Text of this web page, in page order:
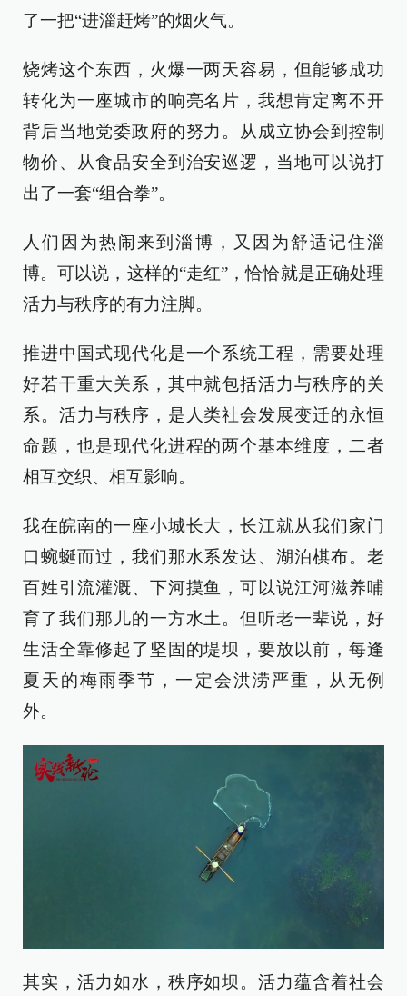
了一把“进淄赶烤”的烟火气。
烧烤这个东西，火爆一两天容易，但能够成功
转化为一座城市的响亮名片，我想肯定离不开
背后当地党委政府的努力。从成立协会到控制
物价、从食品安全到治安巡逻，当地可以说打
出了一套“组合拳”。
人们因为热闹来到淄博，又因为舒适记住淄
博。可以说，这样的“走红”，恰恰就是正确处理
活力与秩序的有力注脚。
推进中国式现代化是一个系统工程，需要处理
好若干重大关系，其中就包括活力与秩序的关
系。活力与秩序，是人类社会发展变迁的永恒
命题，也是现代化进程的两个基本维度，二者
相互交织、相互影响。
我在皖南的一座小城长大，长江就从我们家门
口蜿蜒而过，我们那水系发达、湖泊棋布。老
百姓引流灌溉、下河摸鱼，可以说江河滋养哺
育了我们那儿的一方水土。但听老一辈说，好
生活全靠修起了坚固的堤坝，要放以前，每逢
夏天的梅雨季节，一定会洪涝严重，从无例
外。
其实，活力如水，秩序如坝。活力蕴含着社会